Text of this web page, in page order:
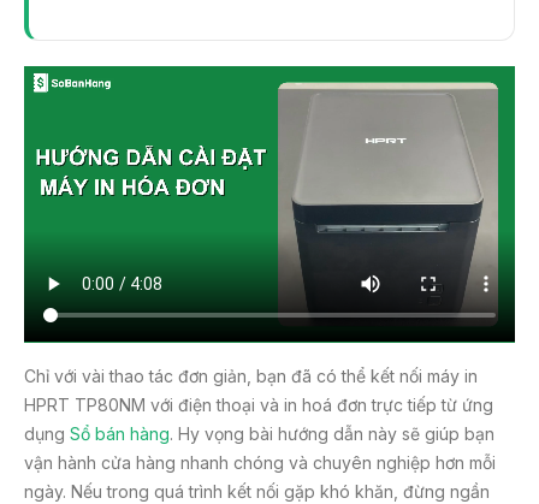
Chỉ với vài thao tác đơn giản, bạn đã có thể kết nối máy in
HPRT TP80NM với điện thoại và in hoá đơn trực tiếp từ ứng
dụng Sổ bán hàng. Hy vọng bài hướng dẫn này sẽ giúp bạn
vận hành cửa hàng nhanh chóng và chuyên nghiệp hơn mỗi
ngày. Nếu trong quá trình kết nối gặp khó khăn, đừng ngần